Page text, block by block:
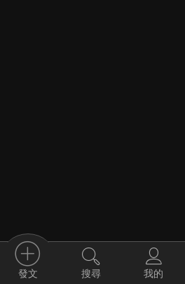
發文 搜尋 我的